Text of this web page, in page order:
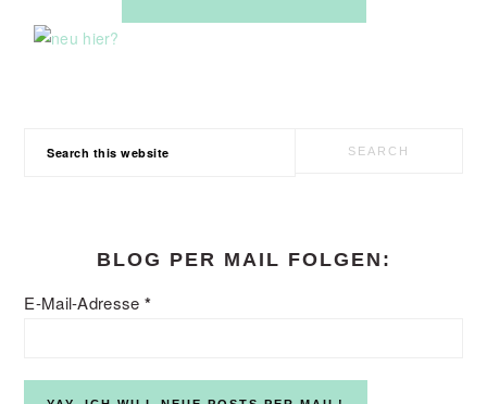
BLOG PER MAIL FOLGEN:
E-Mail-Adresse *